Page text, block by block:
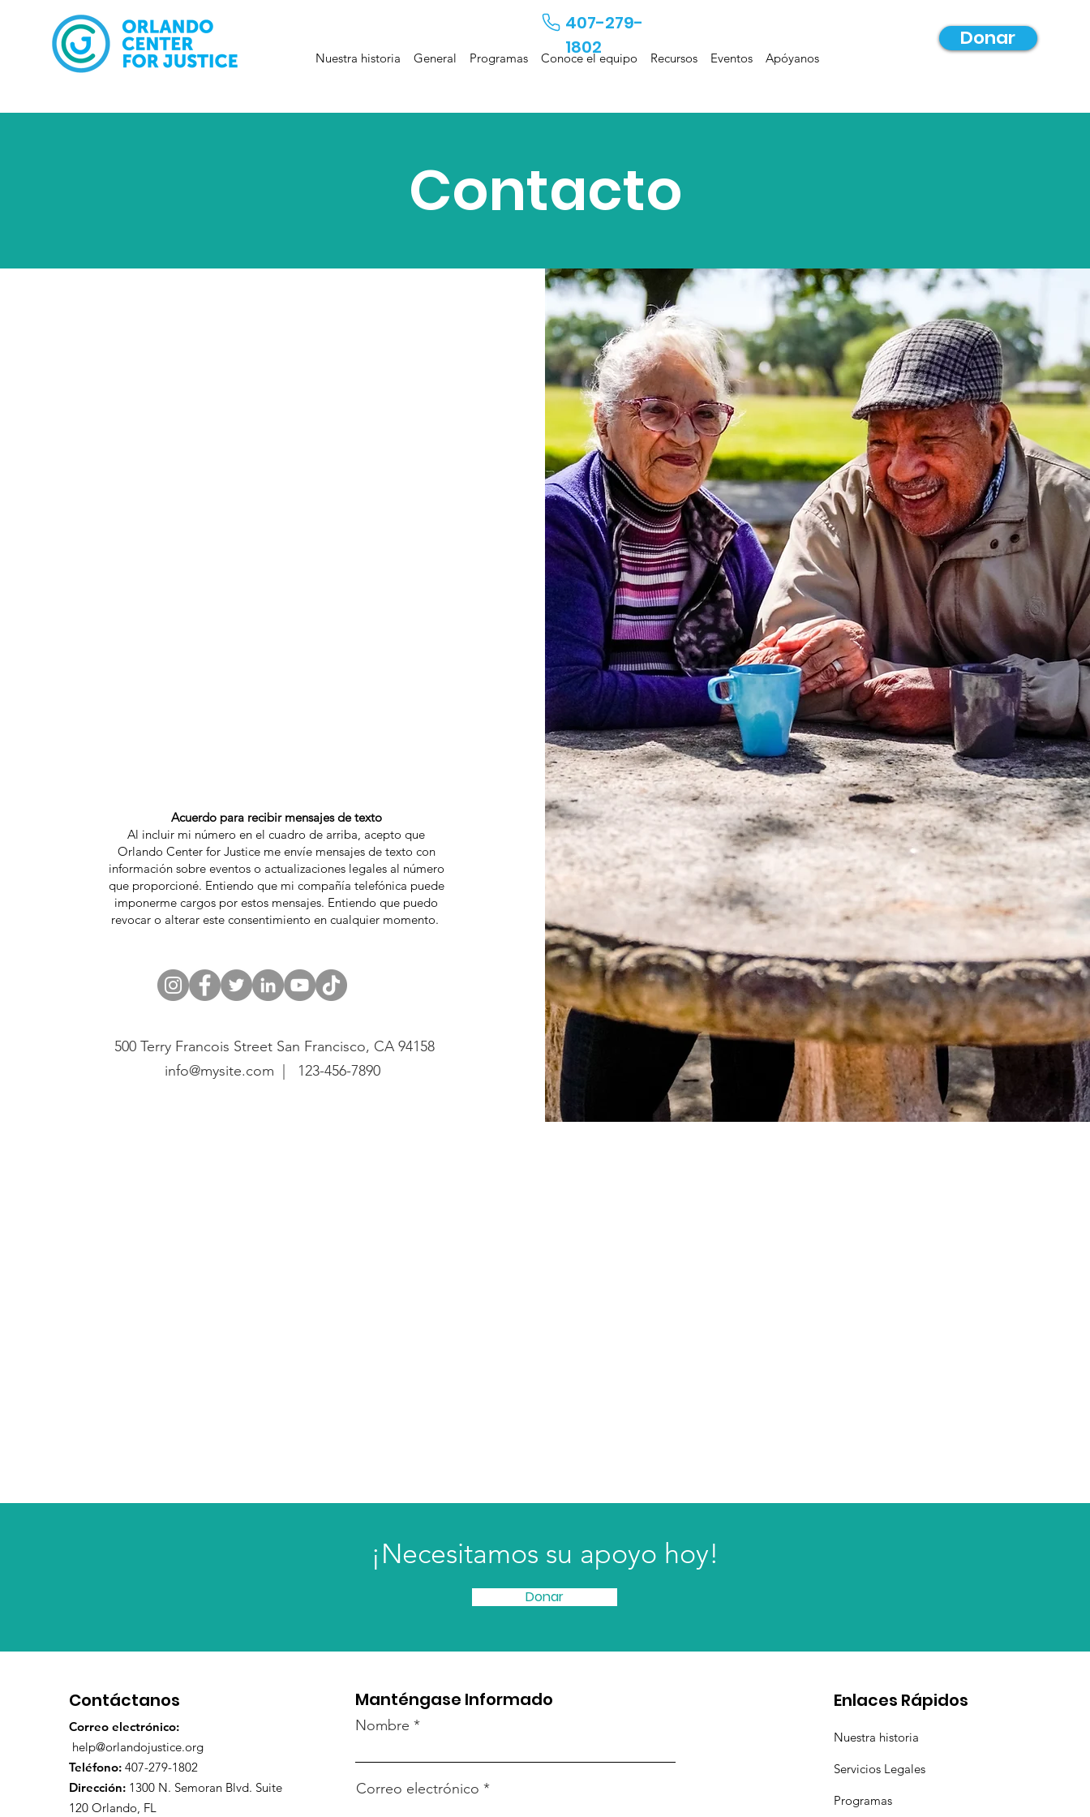
407-279-
1802
Donar
Nuestra historia General Programas Conoce el equipo Recursos Eventos Apóyanos
Contacto
Acuerdo para recibir mensajes de texto
Al incluir mi número en el cuadro de arriba, acepto que
Orlando Center for Justice me envíe mensajes de texto con
información sobre eventos o actualizaciones legales al número
que proporcioné. Entiendo que mi compañía telefónica puede
imponerme cargos por estos mensajes. Entiendo que puedo
revocar o alterar este consentimiento en cualquier momento.
500 Terry Francois Street San Francisco, CA 94158
info@mysite.com
123-456-7890
¡Necesitamos su apoyo hoy!
Donar
Contáctanos
Correo electrónico:
help@orlandojustice.org
Teléfono: 407-279-1802
Dirección: 1300 N. Semoran Blvd. Suite
120 Orlando, FL
Manténgase Informado
Nombre
Correo electrónico
Enlaces Rápidos
Nuestra historia
Servicios Legales
Programas